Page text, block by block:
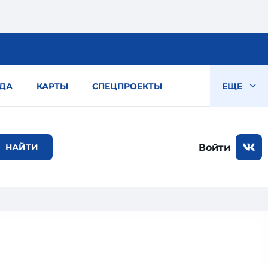
КАРТЫ СПЕЦПРОЕКТЫ ЕЩЕ
Войти